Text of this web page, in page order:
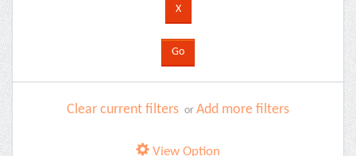
Clear current filters or Add more filters
View Option